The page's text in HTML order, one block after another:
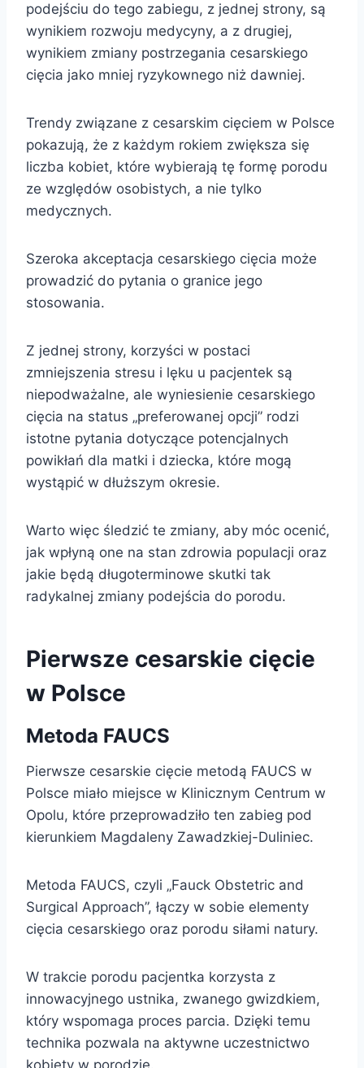
podejściu do tego zabiegu, z jednej strony, są
wynikiem rozwoju medycyny, a z drugiej,
wynikiem zmiany postrzegania cesarskiego
cięcia jako mniej ryzykownego niż dawniej.
Trendy związane z cesarskim cięciem w Polsce
pokazują, że z każdym rokiem zwiększa się
liczba kobiet, które wybierają tę formę porodu
ze względów osobistych, a nie tylko
medycznych.
Szeroka akceptacja cesarskiego cięcia może
prowadzić do pytania o granice jego
stosowania.
Z jednej strony, korzyści w postaci
zmniejszenia stresu i lęku u pacjentek są
niepodważalne, ale wyniesienie cesarskiego
cięcia na status „preferowanej opcji” rodzi
istotne pytania dotyczące potencjalnych
powikłań dla matki i dziecka, które mogą
wystąpić w dłuższym okresie.
Warto więc śledzić te zmiany, aby móc ocenić,
jak wpłyną one na stan zdrowia populacji oraz
jakie będą długoterminowe skutki tak
radykalnej zmiany podejścia do porodu.
Pierwsze cesarskie cięcie
w Polsce
Metoda FAUCS
Pierwsze cesarskie cięcie metodą FAUCS w
Polsce miało miejsce w Klinicznym Centrum w
Opolu, które przeprowadziło ten zabieg pod
kierunkiem Magdaleny Zawadzkiej-Duliniec.
Metoda FAUCS, czyli „Fauck Obstetric and
Surgical Approach”, łączy w sobie elementy
cięcia cesarskiego oraz porodu siłami natury.
W trakcie porodu pacjentka korzysta z
innowacyjnego ustnika, zwanego gwizdkiem,
który wspomaga proces parcia. Dzięki temu
technika pozwala na aktywne uczestnictwo